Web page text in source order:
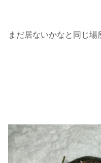
まだ居ないかなと同じ場